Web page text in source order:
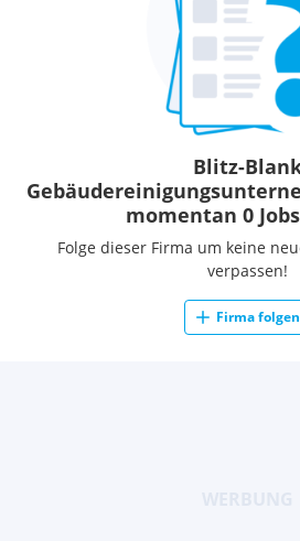
Blitz-
momentan 0
Folge dieser Firma um keine
verpassen!
Firma folgen